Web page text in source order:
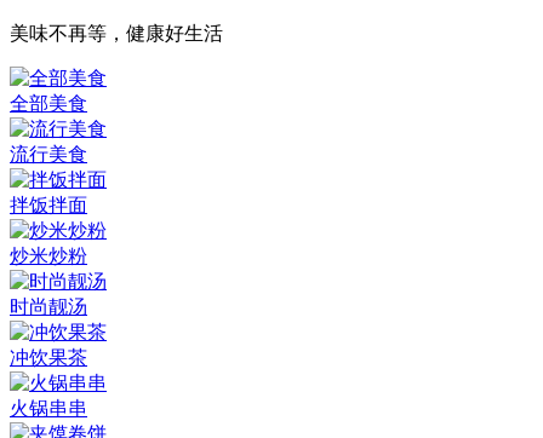
美味不再等，健康好生活
全部美食
流行美食
拌饭拌面
炒米炒粉
时尚靓汤
冲饮果茶
火锅串串